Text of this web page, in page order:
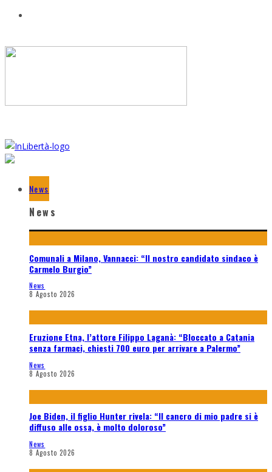
News
News
Comunali a Milano, Vannacci: “Il nostro candidato sindaco è
Carmelo Burgio”
News
8 Agosto 2026
Eruzione Etna, l’attore Filippo Laganà: “Bloccato a Catania
senza farmaci, chiesti 700 euro per arrivare a Palermo”
News
8 Agosto 2026
Joe Biden, il figlio Hunter rivela: “Il cancro di mio padre si è
diffuso alle ossa, è molto doloroso”
News
8 Agosto 2026